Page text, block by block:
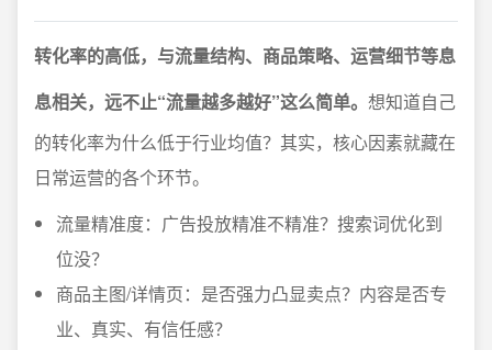
转化率的高低，与流量结构、商品策略、运营细节等息
息相关，远不止“流量越多越好”这么简单。 想知道自己
的转化率为什么低于行业均值？其实，核心因素就藏在
日常运营的各个环节。
流量精准度：广告投放精准不精准？搜索词优化到
位没？
商品主图/详情页：是否强力凸显卖点？内容是否专
业、真实、有信任感？